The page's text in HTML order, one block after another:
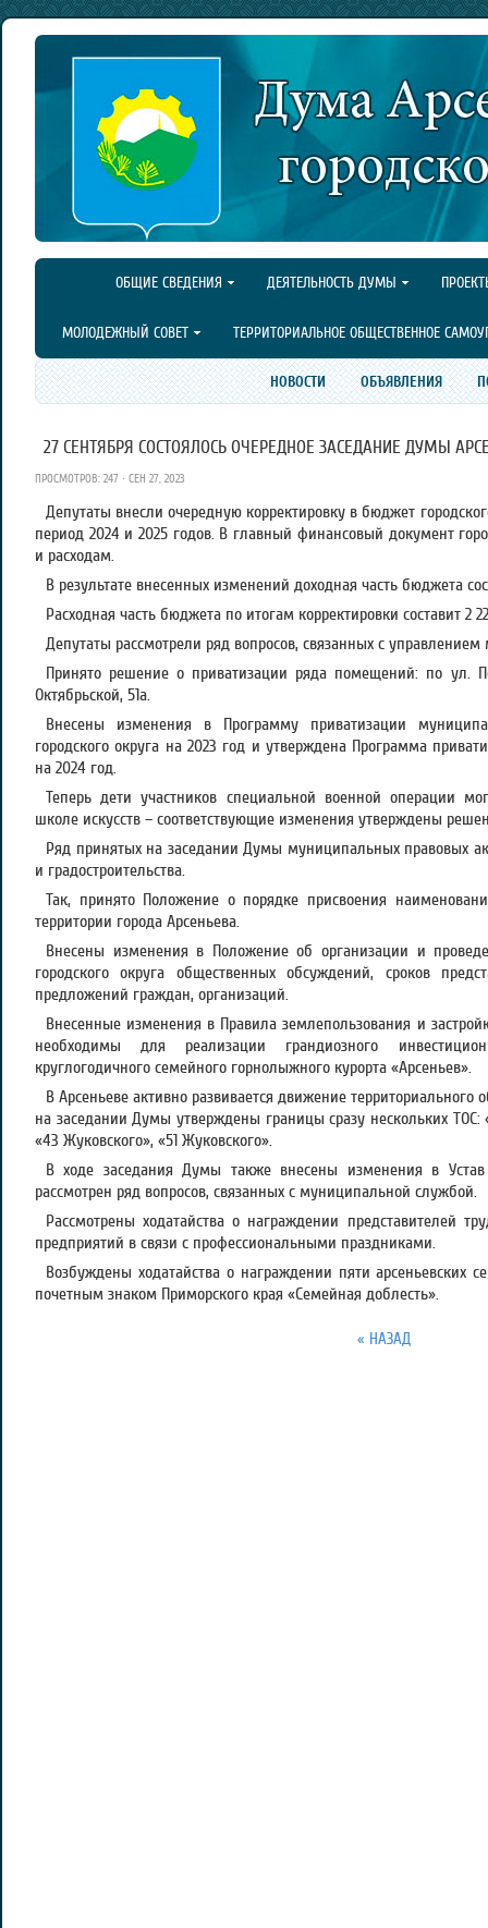
ОБЩИЕ СВЕДЕНИЯ ДЕЯТЕЛЬНОСТЬ ДУМЫ
МОЛОДЕЖНЫЙ СОВЕТ ТЕРРИТОРИАЛЬНОЕ ОБЩЕСТВЕННОЕ
НОВОСТИ ОБЪЯВЛЕНИЯ
27 СЕНТЯБРЯ СОСТОЯЛОСЬ ОЧЕРЕДНОЕ ЗАСЕДАНИЕ ДУМЫ
ПРОСМОТРОВ: 247 · СЕН 27, 2023
Депутаты внесли очередную корректировку в бюджет
период 2024 и 2025 годов. В главный финансовый документ
и расходам.
В результате внесенных изменений доходная часть бюджета
Расходная часть бюджета по итогам корректировки составит 2
Депутаты рассмотрели ряд вопросов, связанных с
Принято решение о приватизации ряда помещений: по ул.
Октябрьской, 51а.
Внесены изменения в Программу приватизации
городского округа на 2023 год и утверждена Программа
на 2024 год.
Теперь дети участников специальной военной операции
школе искусств – соответствующие изменения утверждены
Ряд принятых на заседании Думы муниципальных правовых
и градостроительства.
Так, принято Положение о порядке присвоения
территории города Арсеньева.
Внесены изменения в Положение об организации и
городского округа общественных обсуждений, сроков
предложений граждан, организаций.
Внесенные изменения в Правила землепользования и
необходимы для реализации грандиозного
круглогодичного семейного горнолыжного курорта «Арсеньев».
В Арсеньеве активно развивается движение территориального
на заседании Думы утверждены границы сразу нескольких
«43 Жуковского», «51 Жуковского».
В ходе заседания Думы также внесены изменения в Устав
рассмотрен ряд вопросов, связанных с муниципальной службой.
Рассмотрены ходатайства о награждении представителей
предприятий в связи с профессиональными праздниками.
Возбуждены ходатайства о награждении пяти арсеньевских
почетным знаком Приморского края «Семейная доблесть».
« НАЗАД